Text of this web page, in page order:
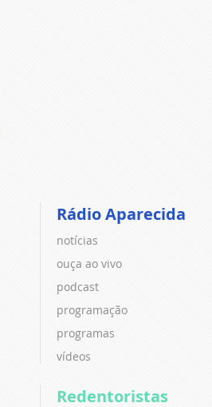
Rádio Aparecida
notícias
ouça ao vivo
podcast
programação
programas
vídeos
Redentoristas